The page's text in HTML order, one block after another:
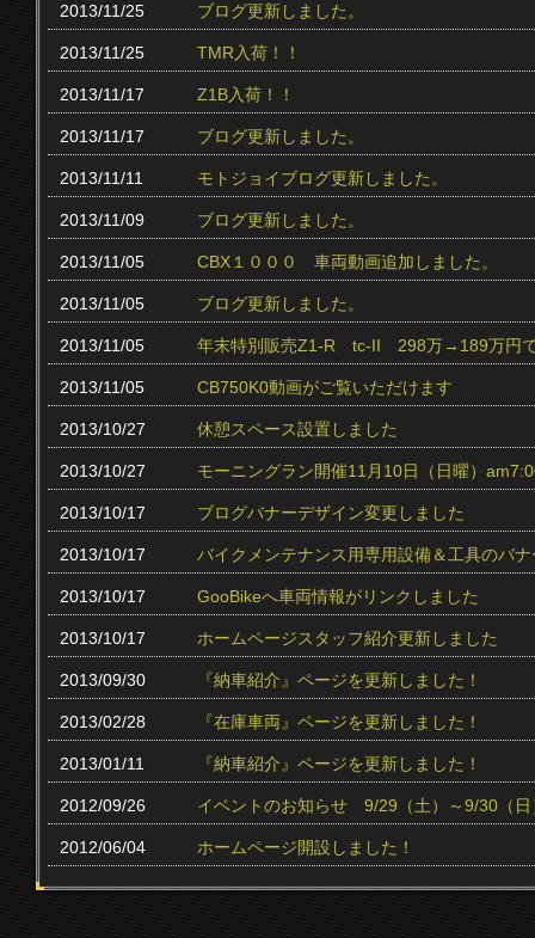
2013/11/25 ブログ更新しました。
2013/11/25 TMR入荷！！
2013/11/17 Z1B入荷！！
2013/11/17 ブログ更新しました。
2013/11/11 モトジョイブログ更新しました。
2013/11/09 ブログ更新しました。
2013/11/05 CBX１０００ 車両動画追加しました。
2013/11/05 ブログ更新しました。
2013/11/05 年末特別販売Z1-R tc‐II 298万→189万円
2013/11/05 CB750K0動画がご覧いただけます
2013/10/27 休憩スペース設置しました
2013/10/27 モーニングラン開催11月10日（日曜）
2013/10/17 ブログバナーデザイン変更しました
2013/10/17 バイクメンテナンス用専用設備＆工具のバ
2013/10/17 GooBikeへ車両情報がリンクしました
2013/10/17 ホームページスタッフ紹介更新しました
2013/09/30 『納車紹介』ページを更新しました！
2013/02/28 『在庫車両』ページを更新しました！
2013/01/11 『納車紹介』ページを更新しました！
2012/09/26 イベントのお知らせ 9/29（土）～9/30（日
2012/06/04 ホームページ開設しました！